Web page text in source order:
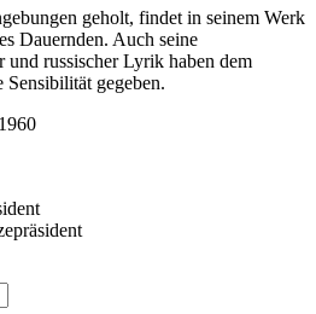
geholt, findet in seinem Werk
Dauernden. Auch seine
und russischer Lyrik haben dem
Sensibilität gegeben.